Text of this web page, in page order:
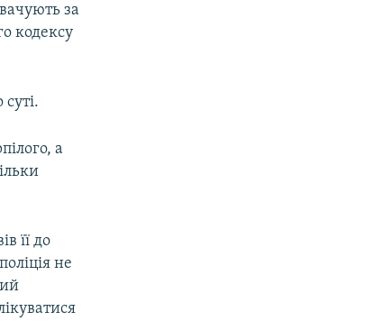
за
кодексу
а
її до
не